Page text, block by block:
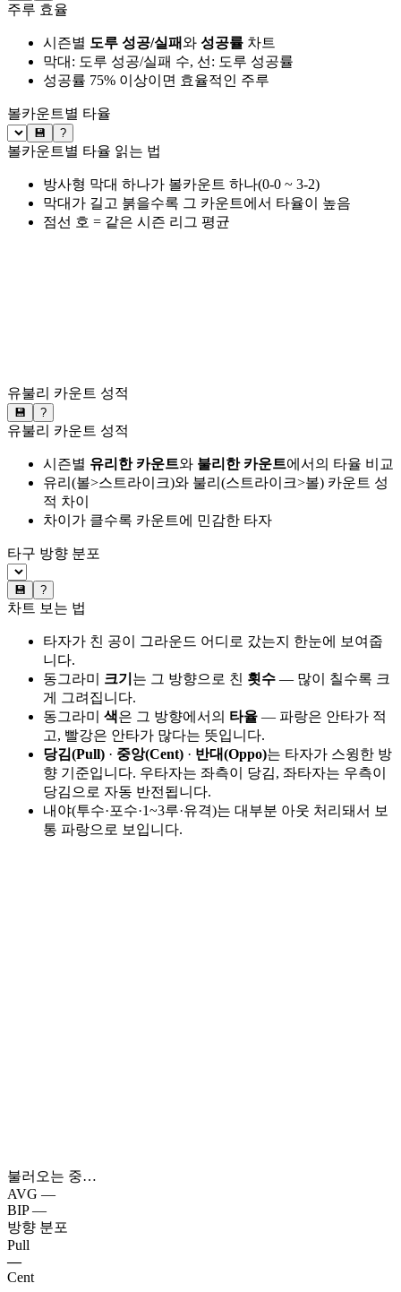
주루 효율
시즌별 도루 성공/실패와 성공률 차트
막대: 도루 성공/실패 수, 선: 도루 성공률
성공률 75% 이상이면 효율적인 주루
볼카운트별 타율
💾 ?
볼카운트별 타율 읽는 법
방사형 막대 하나가 볼카운트 하나(0-0 ~ 3-2)
막대가 길고 붉을수록 그 카운트에서 타율이 높음
점선 호 = 같은 시즌 리그 평균
유불리 카운트 성적
💾 ?
유불리 카운트 성적
시즌별 유리한 카운트와 불리한 카운트에서의 타율 비교
유리(볼>스트라이크)와 불리(스트라이크>볼) 카운트 성
적 차이
차이가 클수록 카운트에 민감한 타자
타구 방향 분포
💾 ?
차트 보는 법
타자가 친 공이 그라운드 어디로 갔는지 한눈에 보여줍
니다.
동그라미 크기 는 그 방향으로 친 횟수 — 많이 칠수록 크
게 그려집니다.
동그라미 색은 그 방향에서의 타율 — 파랑은 안타가 적
고, 빨강은 안타가 많다는 뜻입니다.
당김(Pull) · 중앙(Cent) · 반대(Oppo)는 타자가 스윙한 방
향 기준입니다. 우타자는 좌측이 당김, 좌타자는 우측이
당김으로 자동 반전됩니다.
내야(투수·포수·1~3루·유격)는 대부분 아웃 처리돼서 보
통 파랑으로 보입니다.
불러오는 중…
AVG —
BIP —
방향 분포
Pull
—
Cent